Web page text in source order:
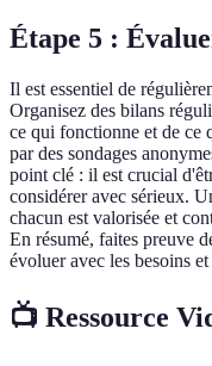
Étape 5 :
Il est essentiel de
Organisez des bilans
ce qui fonctionne et de ce
par des sondages
point clé : il est crucial
considérer avec sérieux.
chacun est valorisée et
En résumé, faites preuve
évoluer avec les besoins
📺 Ressource